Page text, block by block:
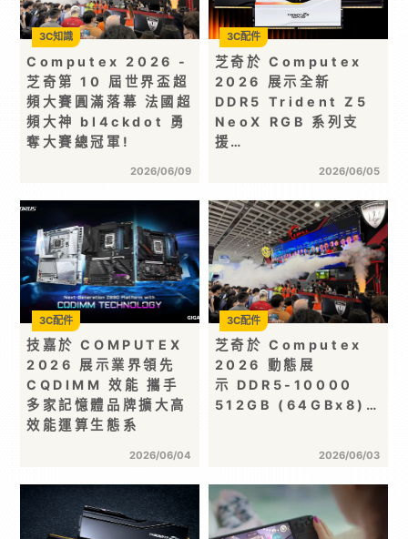
Computex 2026 -
芝奇第 10 屆世界盃超
頻大賽圓滿落幕 法國超
頻大神 bl4ckdot 勇
奪大賽總冠軍!
2026/06/09
3C知識
芝奇於 Computex
2026 展示全新
DDR5 Trident Z5
NeoX RGB 系列支
援…
2026/06/05
3C配件
技嘉於 COMPUTEX
2026 展示業界領先
CQDIMM 效能 攜手
多家記憶體品牌擴大高
效能運算生態系
2026/06/04
3C配件
芝奇於 Computex
2026 動態展
示 DDR5-10000
512GB (64GBx8)…
2026/06/03
3C配件